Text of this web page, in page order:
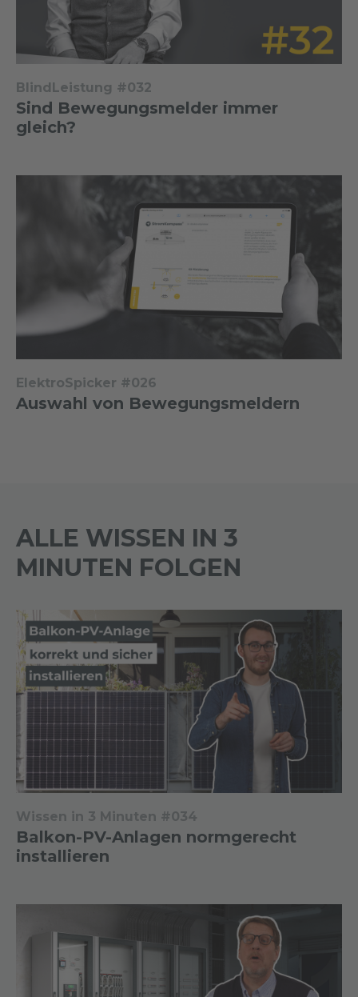
BlindLeistung #032
Sind Bewegungsmelder immer
gleich?
ElektroSpicker #026
Auswahl von Bewegungsmeldern
ALLE WISSEN IN 3
MINUTEN FOLGEN
Wissen in 3 Minuten #034
Balkon-PV-Anlagen normgerecht
installieren